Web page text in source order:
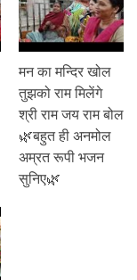
मन का मन्दिर खोल
तुझको राम मिलेंगे
श्री राम जय राम बोल
🌿बहुत ही अनमोल
अम्रत रूपी भजन
सुनिए🌿